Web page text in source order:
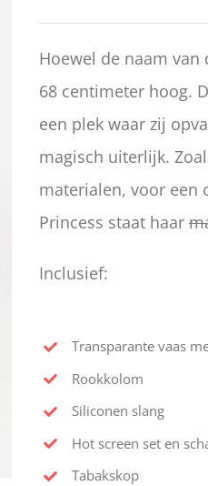
Hoewel de naam
68 centimeter hoog.
een plek waar zij
magisch uiterlijk.
materialen, voor een
Princess staat haar
Inclusief:
Transparante vaas
Rookkolom
Siliconen slang
Hot screen set en
Tabakskop